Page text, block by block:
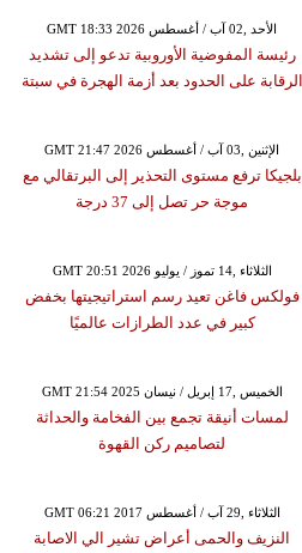
GMT 18:33 2026 الأحد ,02 آب / أغسطس
رئيسة المفوضية الأوروبية تدعو إلى تشديد
الرقابة على الحدود بعد أزمة الهجرة في سبتة
GMT 21:47 2026 الإثنين ,03 آب / أغسطس
بلجيكا ترفع مستوى التحذير إلى البرتقالي مع
موجة حر تصل إلى 37 درجة
GMT 20:51 2026 الثلاثاء ,14 تموز / يوليو
فولكس فاغن تعيد رسم استراتيجيتها بخفض
كبير في عدد الطرازات عالميًا
GMT 21:54 2025 الخميس ,17 إبريل / نيسان
لمسات أنيقة تجمع بين الفخامة والحداثة
لتصاميم ركن القهوة
GMT 06:21 2017 الثلاثاء ,29 آب / أغسطس
النزيف والحمى أعراض تشير الي الاصابة